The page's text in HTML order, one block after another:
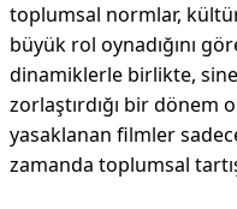
toplumsal normlar,
büyük rol oynadığını
dinamiklerle birlikte,
zorlaştırdığı bir dönem
yasaklanan filmler
zamanda toplumsal